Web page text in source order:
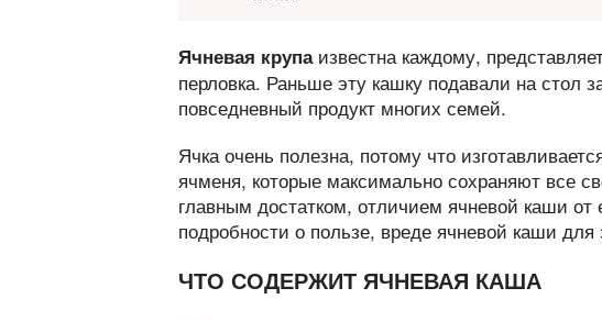
Ячневая крупаизвестна каждому,
перловка. Раньше эту кашку подавали на стол
повседневный продукт многих семей.
Ячка очень полезна, потому что
ячменя, которые максимально сохраняют все
главным достатком, отличием ячневой каши
подробности о пользе, вреде ячневой каши для
ЧТО СОДЕРЖИТ ЯЧНЕВАЯ КАША